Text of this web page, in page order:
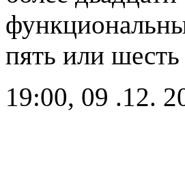
пять или шесть
19:00, 09 .12.